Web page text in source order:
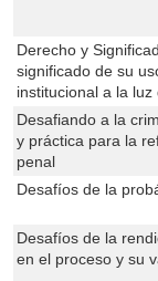
Derecho y
significado de su
institucional a la
Desafiando a la
y práctica para la
penal
Desafíos de la
Desafíos de la
en el proceso y su